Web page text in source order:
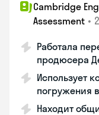
Cambridge
Assessment •
Работала
продюсера
Использует
погружения
Находит